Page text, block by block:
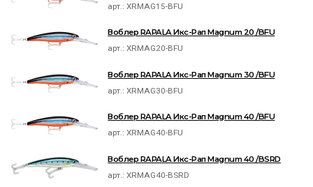
арт.:XRMAG15-BFU
Воблер RAPALA Икс-Рап Magnum 20 /BFU
арт.:XRMAG20-BFU
Воблер RAPALA Икс-Рап Magnum 30 /BFU
арт.:XRMAG30-BFU
Воблер RAPALA Икс-Рап Magnum 40 /BFU
арт.:XRMAG40-BFU
Воблер RAPALA Икс-Рап Magnum 40 /BSRD
арт.:XRMAG40-BSRD